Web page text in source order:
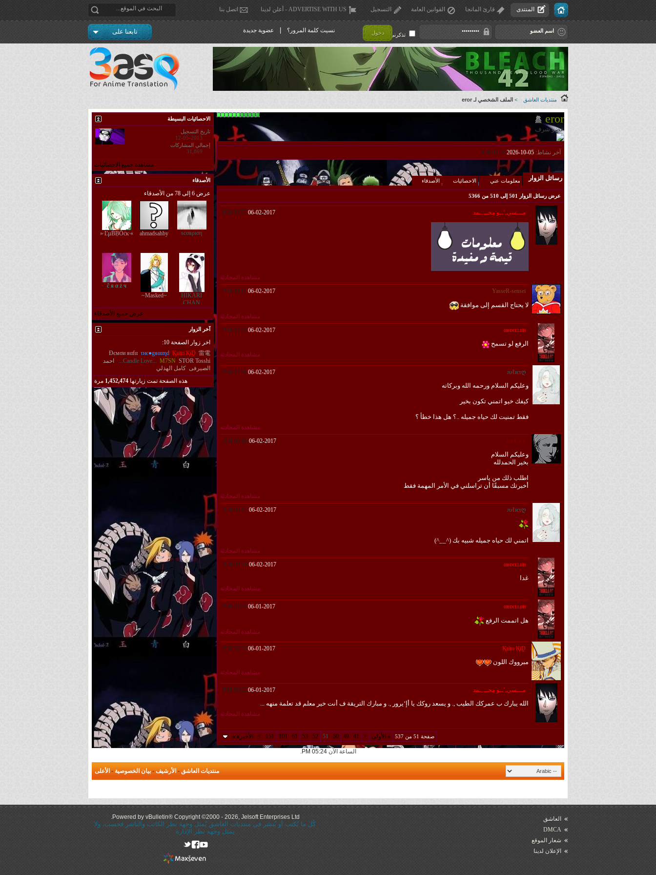
المنتدى قارئ المانجا القوانين العامة التسجيل ADVERTISE WITH US - أعلن لدينا اتصل بنا
تذكرني ! دخول نسيت كلمة المرور؟ عضوية جديدة تابعنا على
منتديات العاشق > الملف الشخصي لـ eror
eror
عضو شرف
آخر نشاط: 08:39 AM
رسائل الزوار معلومات عني الاحصائيات الأصدقاء
عرض رسائل الزوار 501 إلى 510 من 5366
06-02-2017
09:57 PM مـــسي,’ــو محــ.,ـمد
مشاهدة المحادثة
06-02-2017
09:14 PM YasseR-sensei
لا يحتاج القسم إلى موافقة
مشاهدة المحادثة
06-02-2017
05:51 PM αвɒєʟʟαн
الرفع لو تسمح
مشاهدة المحادثة
06-02-2017
02:38 PM ᴊυℓɪєτღ
وعليكم السلام ورحمه الله وبركاته
كيفك خيو اتمني تكون بخير
فقط تمنيت لك حياه جميله ..؟ هل هذا خطأ ؟
مشاهدة المحادثة
06-02-2017
09:03 AM b r k a n
وعليكم السلام
بخير الحمدلله
اطلب ذلك من ياسر
أخبرتك مسبقًا أن تراسلني في الأمر المهمة فقط
مشاهدة المحادثة
06-02-2017
05:17 AM ᴊυℓɪєτღ
اتمني لك حياه جميله شبيه بك (^__^)
مشاهدة المحادثة
06-02-2017
02:26 AM αвɒєʟʟαн
غدا
مشاهدة المحادثة
06-01-2017
10:51 PM αвɒєʟʟαн
هل اتممت الرفع
مشاهدة المحادثة
06-01-2017
10:39 PM Қaito ҚiḒ
مبرووك اللون
مشاهدة المحادثة
06-01-2017
09:22 PM مـــسي,’ــو محــ.,ـمد
الله يبارك ب عمركك الطيب ,. و يسعد روكك يا أإ‘يرور ,. و مبارك التريقة ف أنت خير معلم قد تعلمة منهه ...
مشاهدة المحادثة
صفحة 51 من 537 « الأولى <
41
49
50
51
52
53
61
101
151
> الأخيرة »
الاحصائيات البسيطة
تاريخ التسجيل
12-05-2013
إجمالي المشاركات
31,869
مشاهدة جميع الاحصائيات
الأصدقاء
عرض 6 إلى 78 من الأصدقاء
ѕcσяριση
ahmadsahby
»∙ĽµḂḄǑċĸ∙«
HIKARI
CHAN
~Masked~
ĉ я α ż ч
عرض جميع الأصدقاء
آخر الزوار
اخر زوار الصفحة 10:
Đємσи яαfα τнє●gяααηd Қaito ҚiḒ 雷電
...Candle Love... M7SN STOR Tosshi
احمد
الصيرفى كامل الهذلي
هذه الصفحة تمت زيارتها 1,452,474 مرة
الساعة الآن05:24 PM
.
منتديات العاشق - الأرشيف - بيان الخصوصية - الأعلى
العاشق
DMCA
شعار الموقع
الإعلان لدينا
Powered by vBulletin® Copyright ©2000 - 2026, Jelsoft Enterprises Ltd.
كُل ما يُكتب أو يُنشر في منتديات العاشق يُمثل وجهة نظر الكاتب والناشر فحسب، ولا
يمثل وجهه نظر الإدارة